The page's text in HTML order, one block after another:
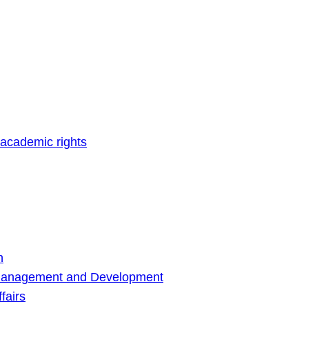
rights
and Development